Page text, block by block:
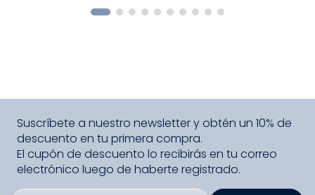
Suscríbete a nuestro newsletter y obtén un 10% de
descuento en tu primera compra.
El cupón de descuento lo recibirás en tu correo
electrónico luego de haberte registrado.